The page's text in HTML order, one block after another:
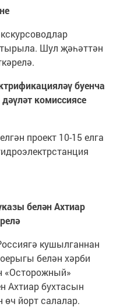
Шул җәһәттән
буенча
комиссиясе
проект 10-15 елга
белән Ахтиар
кушылганнан
белән хәрби
«Осторожный»
Ахтиар бухтасын
йорт салалар.